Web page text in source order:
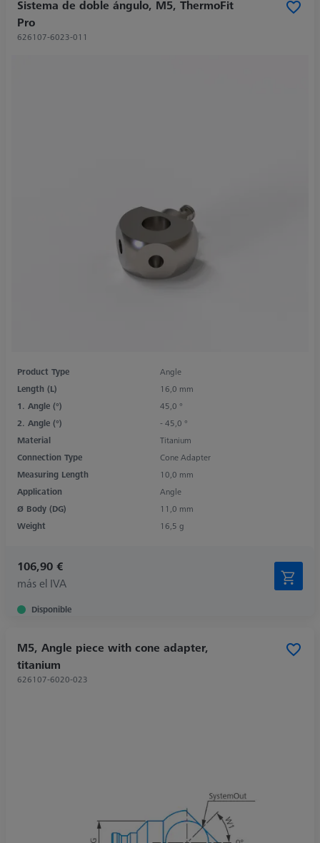
Sistema de doble ángulo, M5, ThermoFit
Pro
626107-6023-011
Product Type
Angle
Length (L)
16,0 mm
1. Angle (°)
45,0 °
2. Angle (°)
- 45,0 °
Material
Titanium
Connection Type
Cone Adapter
Measuring Length
10,0 mm
Application
Angle
Ø Body (DG)
11,0 mm
Weight
16,5 g
106,90 €
más el IVA
Disponible
M5, Angle piece with cone adapter,
titanium
626107-6020-023